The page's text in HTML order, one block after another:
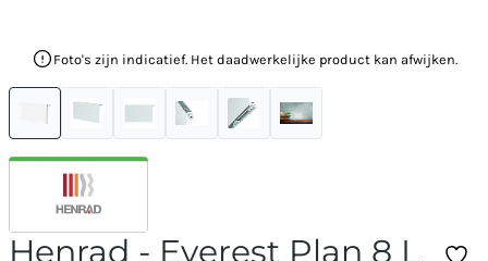
Foto's zijn indicatief. Het daadwerkelijke product kan afwijken.
Henrad - Everest Plan 8 L